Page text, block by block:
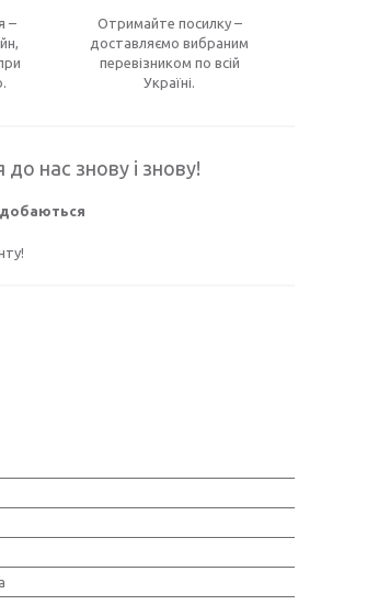
–
Отримайте посилку –
доставляємо вибраним
перевізником по всій
Україні.
нас знову і знову!